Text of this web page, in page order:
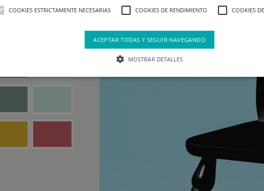
COOKIES ESTRICTAMENTE NECESARIAS COOKIES DE RENDIMIENTO COOKIES
ACEPTAR TODAS Y SEGUIR NAVEGANDO
MOSTRAR DETALLES